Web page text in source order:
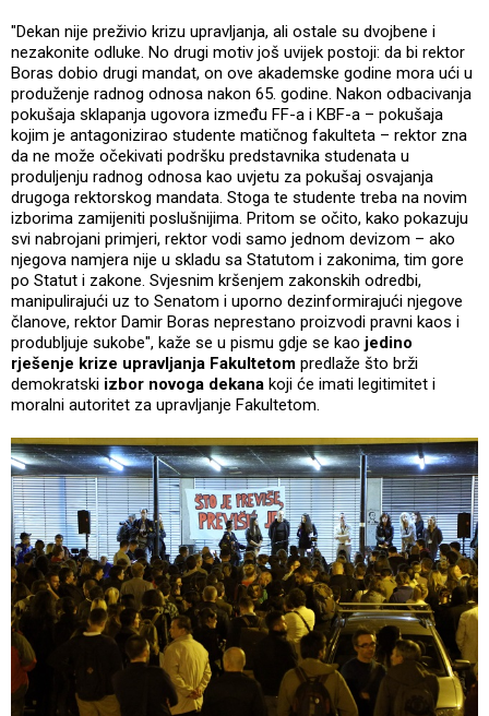
"Dekan nije preživio krizu upravljanja, ali ostale su dvojbene i
nezakonite odluke. No drugi motiv još uvijek postoji: da bi rektor
Boras dobio drugi mandat, on ove akademske godine mora ući u
produženje radnog odnosa nakon 65. godine. Nakon odbacivanja
pokušaja sklapanja ugovora između FF-a i KBF-a – pokušaja
kojim je antagonizirao studente matičnog fakulteta – rektor zna
da ne može očekivati podršku predstavnika studenata u
produljenju radnog odnosa kao uvjetu za pokušaj osvajanja
drugoga rektorskog mandata. Stoga te studente treba na novim
izborima zamijeniti poslušnijima. Pritom se očito, kako pokazuju
svi nabrojani primjeri, rektor vodi samo jednom devizom – ako
njegova namjera nije u skladu sa Statutom i zakonima, tim gore
po Statut i zakone. Svjesnim kršenjem zakonskih odredbi,
manipulirajući uz to Senatom i uporno dezinformirajući njegove
članove, rektor Damir Boras neprestano proizvodi pravni kaos i
produbljuje sukobe", kaže se u pismu gdje se kao jedino
rješenje krize upravljanja Fakultetom predlaže što brži
demokratski izbor novoga dekana koji će imati legitimitet i
moralni autoritet za upravljanje Fakultetom.